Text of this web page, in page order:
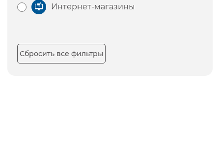
Интернет-магазины
Сбросить все фильтры